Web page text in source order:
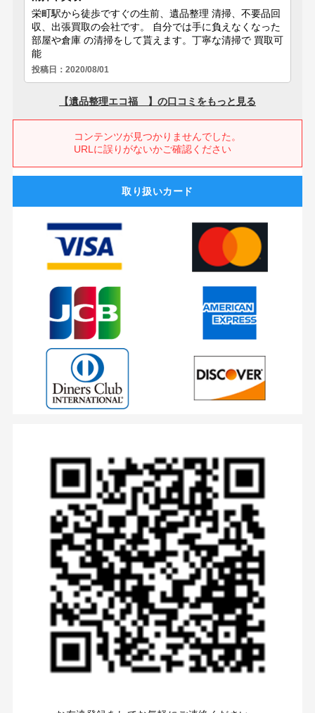
取り扱いカード